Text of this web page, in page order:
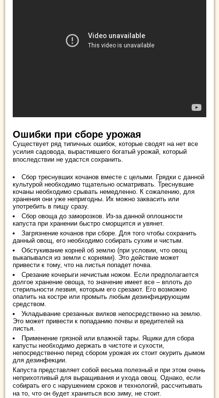
Ошибки при сборе урожая
Существует ряд типичных ошибок, которые сводят на нет все
усилия садовода, вырастившего богатый урожай, который
впоследствии не удастся сохранить.
Сбор треснувших кочанов вместе с целыми. Грядки с данной
культурой необходимо тщательно осматривать. Треснувшие
кочаны необходимо срывать немедленно. К сожалению, для
хранения они уже непригодны. Их можно заквасить или
употребить в пищу сразу.
Сбор овоща до заморозков. Из-за данной оплошности
капуста при хранении быстро сморщится и увянет.
Загрязнение кочанов при сборе. Для того чтобы сохранить
данный овощ, его необходимо собирать сухим и чистым.
Обстукивание корней об землю (при условии, что овощ
выкапывался из земли с корнями). Это действие может
привести к тому, что на листья попадет почва.
Срезание кочерыги нечистым ножом. Если предполагается
долгое хранение овоща, то значение имеет все – вплоть до
стерильности лезвия, которым его срезают. Его возможно
опалить на костре или промыть любым дезинфицирующим
средством.
Укладывание срезанных вилков непосредственно на землю.
Это может привести к попаданию почвы и вредителей на
листья.
Применение грязной или влажной тары. Ящики для сбора
капусты необходимо держать в чистоте и сухости,
непосредственно перед сбором урожая их стоит окурить дымом
для дезинфекции.
Капуста представляет собой весьма полезный и при этом очень
неприхотливый для выращивания и ухода овощ. Однако, если
собирать его с нарушением сроков и технологий, рассчитывать
на то, что он будет храниться всю зиму, не стоит.